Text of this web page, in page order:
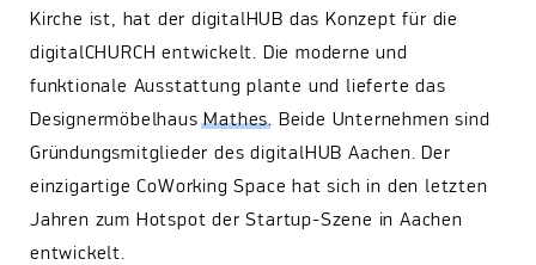
Kirche ist, hat der digitalHUB das Konzept für die
digitalCHURCH entwickelt. Die moderne und
funktionale Ausstattung plante und lieferte das
DesignermöbelhausMathes. Beide Unternehmen sind
Gründungsmitglieder des digitalHUB Aachen. Der
einzigartige CoWorking Space hat sich in den letzten
Jahren zum Hotspot der Startup-Szene in Aachen
entwickelt.